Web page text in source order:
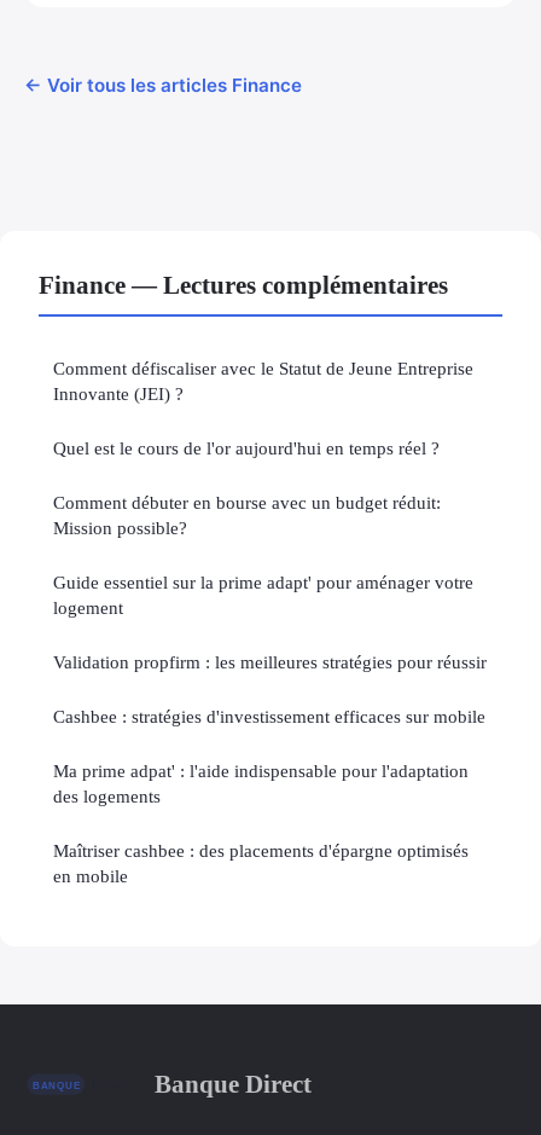
← Voir tous les articles Finance
Finance — Lectures complémentaires
Comment défiscaliser avec le Statut de Jeune Entreprise
Innovante (JEI) ?
Quel est le cours de l'or aujourd'hui en temps réel ?
Comment débuter en bourse avec un budget réduit:
Mission possible?
Guide essentiel sur la prime adapt' pour aménager votre
logement
Validation propfirm : les meilleures stratégies pour réussir
Cashbee : stratégies d'investissement efficaces sur mobile
Ma prime adpat' : l'aide indispensable pour l'adaptation
des logements
Maîtriser cashbee : des placements d'épargne optimisés
en mobile
Banque Direct